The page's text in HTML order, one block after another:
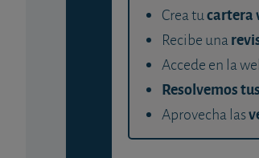
Crea tucartera
Recibe una
Accede en la
Resolvemos
Aprovecha las